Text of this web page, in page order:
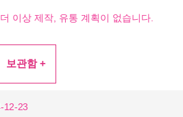
이상 제작, 유통 계획이 없습니다.
보관함 +
12-23